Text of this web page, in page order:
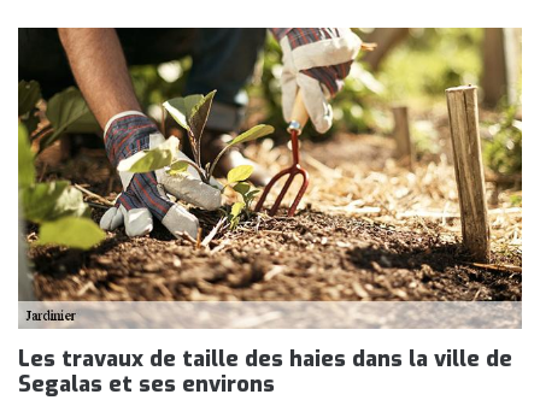
Les travaux de taille des haies dans la ville de
Segalas et ses environs